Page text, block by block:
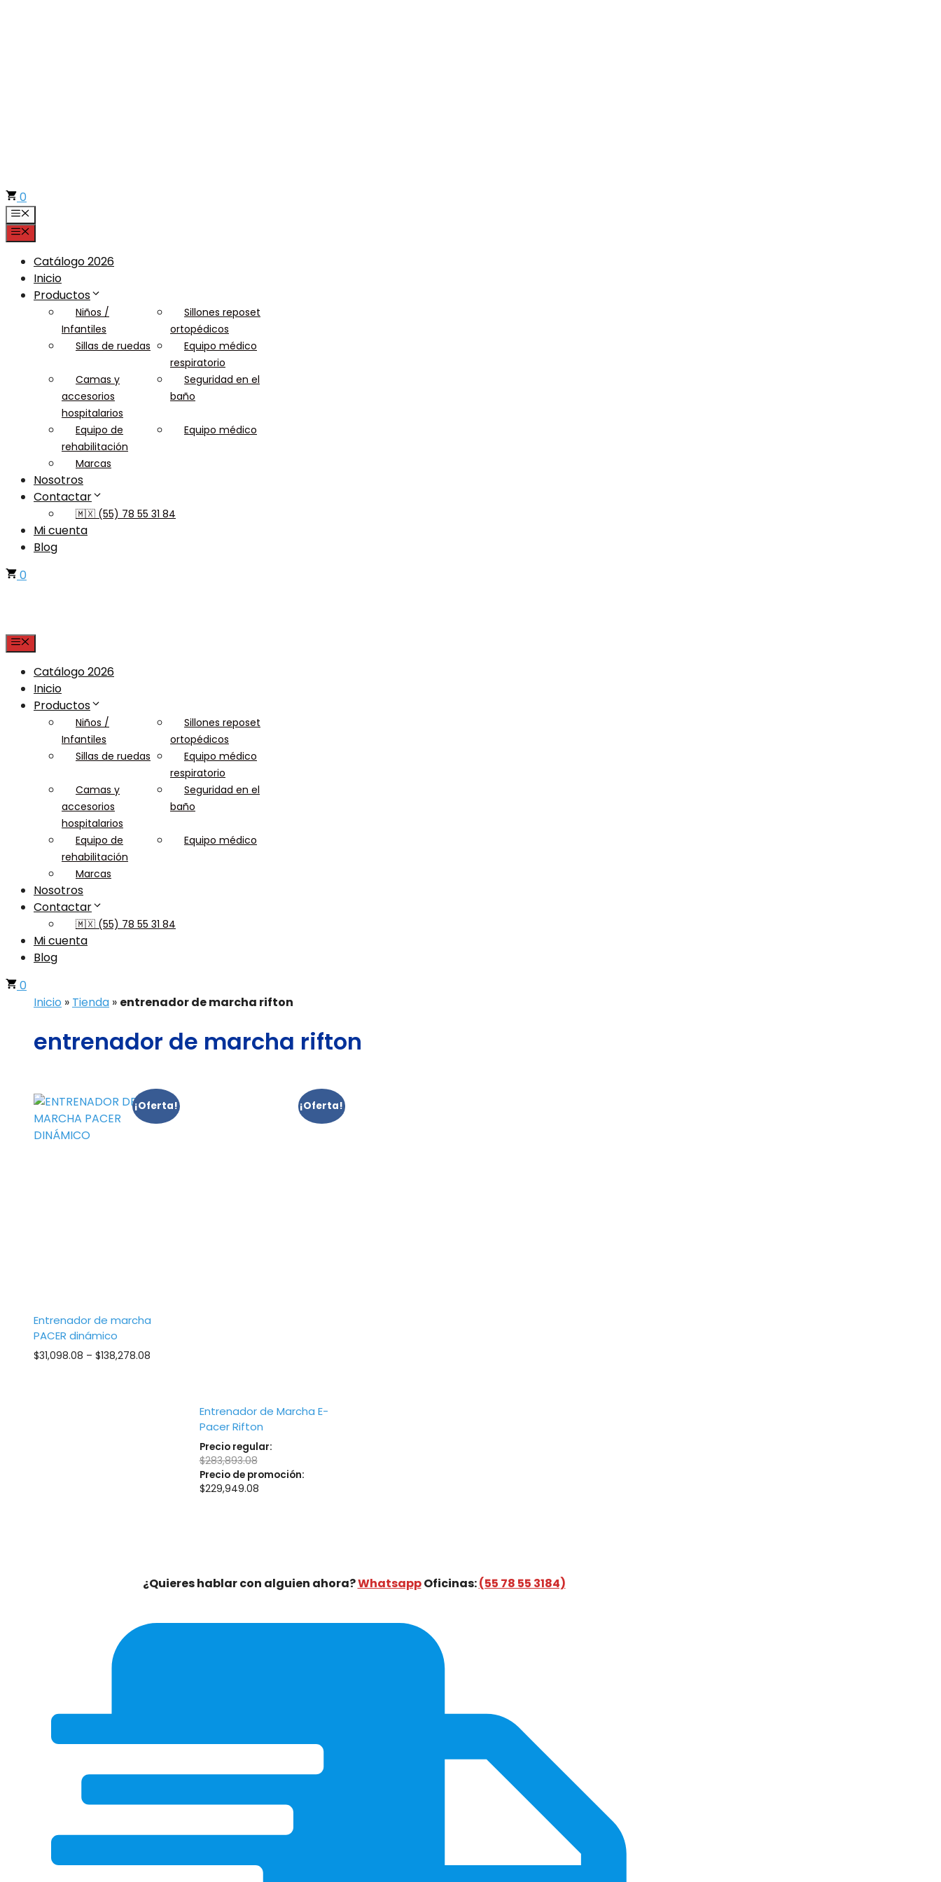
0
Menú
Menú
Catálogo 2026
Inicio
Productos
Niños /
Infantiles
Sillones reposet
ortopédicos
Sillas de ruedas
Equipo médico
respiratorio
Camas y
accesorios
hospitalarios
Seguridad en el
baño
Equipo de
rehabilitación
Equipo médico
Marcas
Nosotros
Contactar
🇲🇽 (55) 78 55 31 84
Mi cuenta
Blog
0
Menu
Catálogo 2026
Inicio
Productos
Niños /
Infantiles
Sillones reposet
ortopédicos
Sillas de ruedas
Equipo médico
respiratorio
Camas y
accesorios
hospitalarios
Seguridad en el
baño
Equipo de
rehabilitación
Equipo médico
Marcas
Nosotros
Contactar
🇲🇽 (55) 78 55 31 84
Mi cuenta
Blog
0
Inicio » Tienda » entrenador de marcha rifton
entrenador de marcha rifton
Entrenador de marcha
PACER dinámico
¡Oferta!
$31,098.08 – $138,278.08
$138,278.08Entrenador de Marcha E-
Pacer Rifton
¡Oferta!
Precio regular:
$283,893.08
Precio de promoción:
$229,949.08
¿Quieres hablar con alguien ahora?WhatsappOficinas:(55 78 55 3184)